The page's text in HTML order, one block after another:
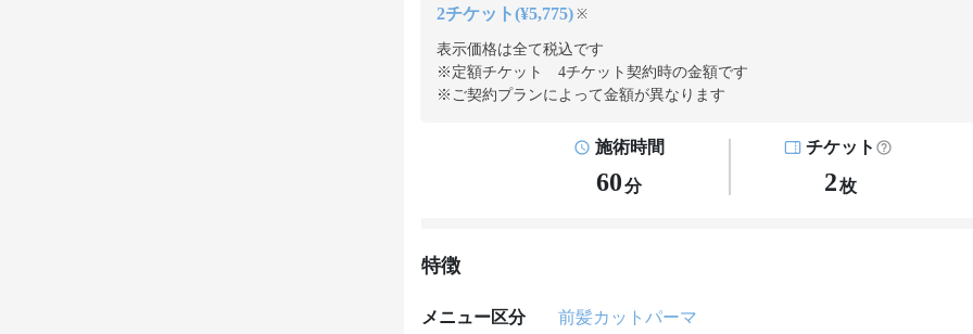
2チケット(¥5,775) ※
表示価格は全て税込です
※定額チケット 4チケット契約時の金額です
※ご契約プランによって金額が異なります
施術時間
60分
チケット
2枚
特徴
メニュー区分 前髪カットパーマ